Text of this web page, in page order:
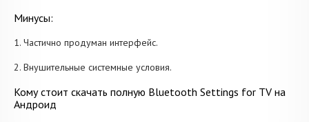
Минусы:
1. Частично продуман интерфейс.
2. Внушительные системные условия.
Кому стоит скачать полную Bluetooth Settings for TV на
Андроид